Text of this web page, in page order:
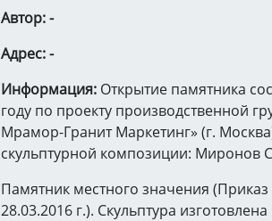
Автор: -
Адрес: -
Информация: Открытие памятника
году по проекту производственной
Мрамор-Гранит Маркетинг» (г.
скульптурной композиции: Миронов
Памятник местного значения
28.03.2016 г.). Скульптура